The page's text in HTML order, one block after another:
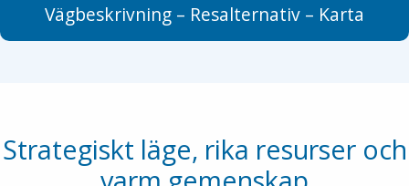
Vägbeskrivning – Resalternativ – Karta
Strategiskt läge, rika resurser och